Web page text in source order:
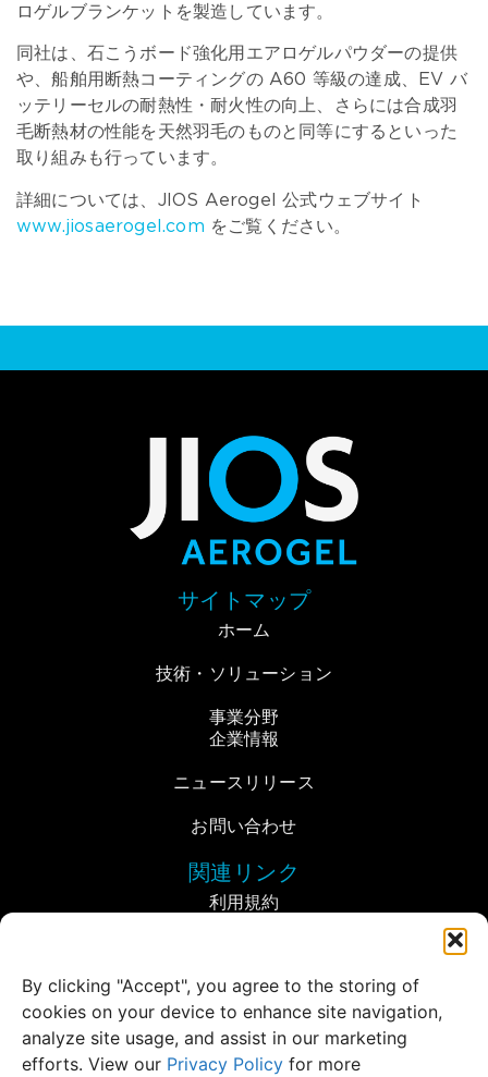
By clicking "Accept", you agree to the storing of
cookies on your device to enhance site navigation,
analyze site usage, and assist in our marketing
efforts. View our Privacy Policy for more
ロゲルブランケットを製造しています。
同社は、石こうボード強化用エアロゲルパウダーの提供
や、船舶用断熱コーティングの A60 等級の達成、EV バ
ッテリーセルの耐熱性・耐火性の向上、さらには合成羽
毛断熱材の性能を天然羽毛のものと同等にするといった
取り組みも行っています。
詳細については、JIOS Aerogel 公式ウェブサイト
www.jiosaerogel.com をご覧ください。
サイトマップ
ホーム
技術・ソリューション
事業分野
企業情報
ニュースリリース
お問い合わせ
関連リンク
利用規約
所在地
JIOS Aerogel Innovation Centre,
The Aries, #04-14, 51 Science Park Road,